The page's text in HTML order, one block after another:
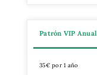
Patrón VIP Anual
35€ por 1 año